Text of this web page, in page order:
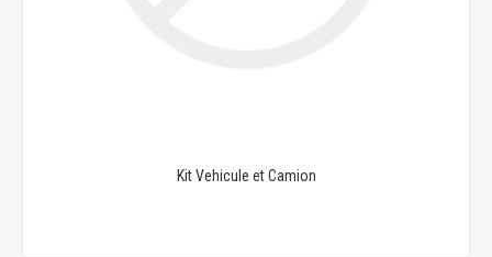
Kit Vehicule et Camion